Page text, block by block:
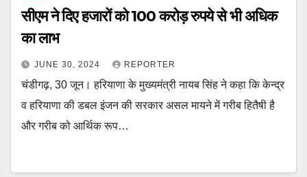
सीएम ने दिए हजारों को 100 करोड़ रुपये से भी अधिक
का लाभ
JUNE 30, 2024 REPORTER
चंडीगढ़, 30 जून। हरियाणा के मुख्यमंत्री नायब सिंह ने कहा कि केन्द्र
व हरियाणा की डबल इंजन की सरकार असल मायने में गरीब हितैषी है
और गरीब को आर्थिक रूप…